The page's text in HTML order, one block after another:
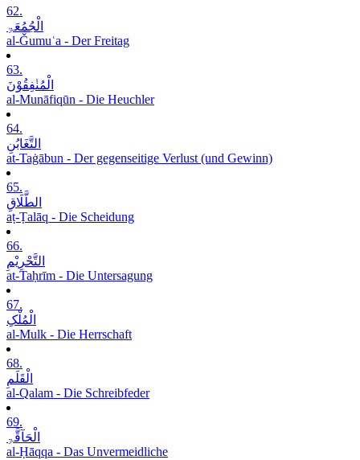
62.
الْجُمُعَۃِ
al-Ǧumuʿa - Der Freitag
63.
الْمُنٰفِقُوْنَ
al-Munāfiqūn - Die Heuchler
64.
التَّغَابُنِ
at-Taġābun - Der gegenseitige Verlust (und Gewinn)
65.
الطَّلَاقِ
aṭ-Ṭalāq - Die Scheidung
66.
التَّحْرِیْمِ
at-Taḥrīm - Die Untersagung
67.
الْمُلْکِ
al-Mulk - Die Herrschaft
68.
الْقَلَمِ
al-Qalam - Die Schreibfeder
69.
الْحَآقَّۃِ
al-Ḥāqqa - Das Unvermeidliche